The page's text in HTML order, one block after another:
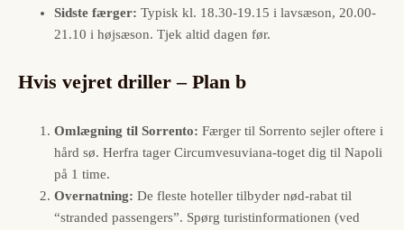
Sidste færger: Typisk kl. 18.30-19.15 i lavsæson, 20.00-
21.10 i højsæson. Tjek altid dagen før.
Hvis vejret driller – Plan b
Omlægning til Sorrento: Færger til Sorrento sejler oftere i
hård sø. Herfra tager Circumvesuviana-toget dig til Napoli
på 1 time.
Overnatning: De fleste hoteller tilbyder nød-rabat til
“stranded passengers”. Spørg turistinformationen (ved